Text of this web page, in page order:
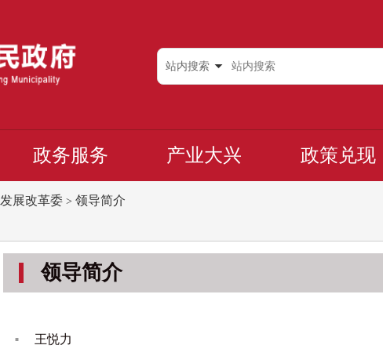
站内搜索
政务服务 产业大兴 政策兑现
发展改革委 > 领导简介
领导简介
王悦力